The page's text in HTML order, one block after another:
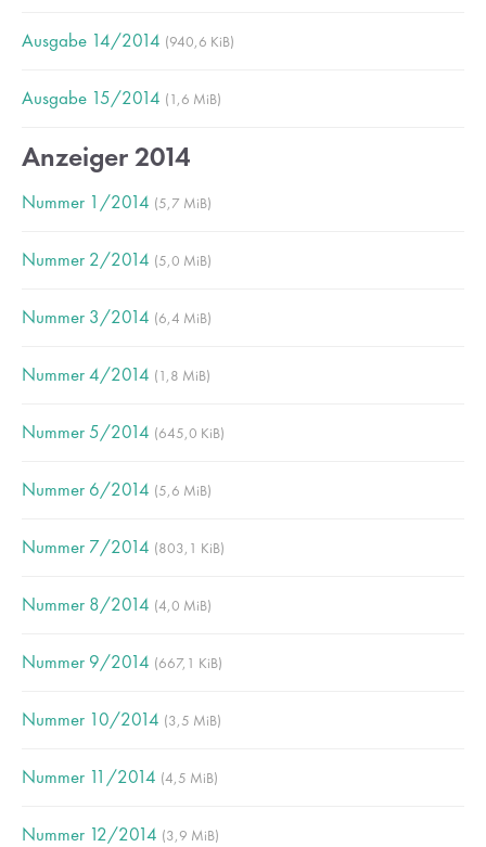
Have any questions?
info@yourdomain.com
About us
Lorem ipsum dolor sit amet, consectetuer adipiscing
Aenean commodo ligula eget dolor. Aenean massa. Cum
nascetur ridiculus mus. Donec quam felis, ultricies nec.
Ausgabe 14/2014 (940,6 KiB)
Ausgabe 15/2014 (1,6 MiB)
Anzeiger 2014
Nummer 1/2014 (5,7 MiB)
Nummer 2/2014 (5,0 MiB)
Nummer 3/2014 (6,4 MiB)
Nummer 4/2014 (1,8 MiB)
Nummer 5/2014 (645,0 KiB)
Nummer 6/2014 (5,6 MiB)
Nummer 7/2014 (803,1 KiB)
Nummer 8/2014 (4,0 MiB)
Nummer 9/2014 (667,1 KiB)
Nummer 10/2014 (3,5 MiB)
Nummer 11/2014 (4,5 MiB)
Nummer 12/2014 (3,9 MiB)